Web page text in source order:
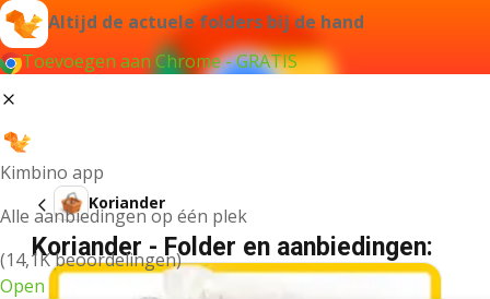
Altijd de actuele folders bij de hand
Toevoegen aan Chrome - GRATIS
Kimbino app
Alle aanbiedingen op één plek
(14,1K beoordelingen)
Open
Koriander
Koriander - Folder en aanbiedingen: